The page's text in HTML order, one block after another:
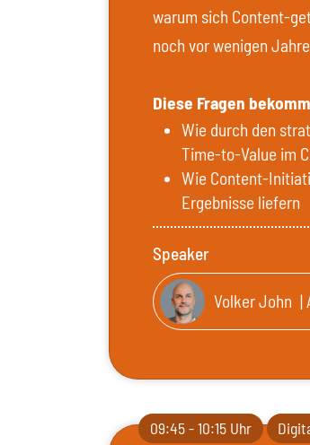
warum sich Content-
noch vor wenigen
Diese Fragen
Wie durch den
Time-to-Value im
Wie Content-
Ergebnisse liefern
Speaker
Volker John |
09:45 - 10:15 Uhr